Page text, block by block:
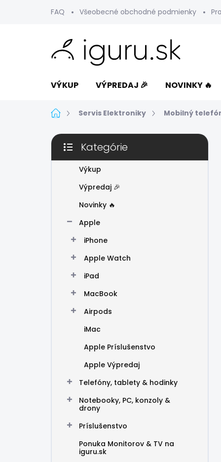
FAQ Všeobecné obchodné podmienky
VÝKUP VÝPREDAJ 🎉 NOVINKY 🔥
DomovServis Elektroniky Mobilný
B
č
Preskočiť
kategórie
Kategórie
Výkup
Výpredaj 🎉
Novinky 🔥
Apple
iPhone
Apple Watch
iPad
MacBook
Airpods
iMac
Apple Príslušenstvo
Apple Výpredaj
Telefóny, tablety & hodinky
Notebooky, PC, konzoly &
drony
Príslušenstvo
Ponuka Monitorov & TV na
iguru.sk